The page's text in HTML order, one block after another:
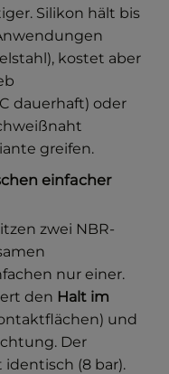
Silikon hält bis
kostet aber
dauerhaft) oder
greifen.
einfacher
zwei NBR-
nur einer.
den Halt im
und
Der
(8 bar).